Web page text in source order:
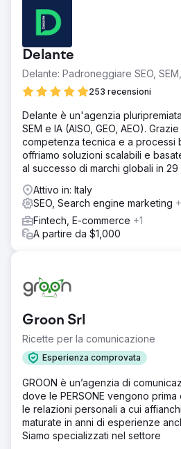
Delante
Delante: Padroneggiare SEO,
253 recensioni
Delante è un'agenzia
SEM e IA (AISO, GEO, AEO).
competenza tecnica e a processi
offriamo soluzioni scalabili e
al successo di marchi globali in 29
Attivo in: Italy
SEO, Search engine marketing
Fintech, E-commerce +1
A partire da $1,000
Groon Srl
Ricette per la comunicazione
Esperienza comprovata
GROON è un’agenzia di
dove le PERSONE vengono prima
le relazioni personali a cui
maturate in anni di esperienze
Siamo specializzati nel settore